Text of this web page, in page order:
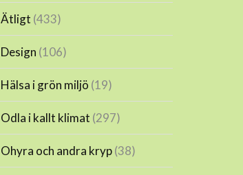
Ätligt (433)
Design (106)
Hälsa i grön miljö (19)
Odla i kallt klimat (297)
Ohyra och andra kryp(38)